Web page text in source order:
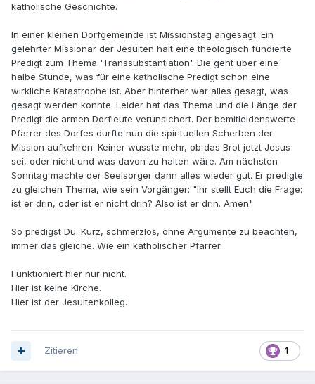
katholische Geschichte.
In einer kleinen Dorfgemeinde ist Missionstag angesagt. Ein
gelehrter Missionar der Jesuiten hält eine theologisch fundierte
Predigt zum Thema 'Transsubstantiation'. Die geht über eine
halbe Stunde, was für eine katholische Predigt schon eine
wirkliche Katastrophe ist. Aber hinterher war alles gesagt, was
gesagt werden konnte. Leider hat das Thema und die Länge der
Predigt die armen Dorfleute verunsichert. Der bemitleidenswerte
Pfarrer des Dorfes durfte nun die spirituellen Scherben der
Mission aufkehren. Keiner wusste mehr, ob das Brot jetzt Jesus
sei, oder nicht und was davon zu halten wäre. Am nächsten
Sonntag machte der Seelsorger dann alles wieder gut. Er predigte
zu gleichen Thema, wie sein Vorgänger: "Ihr stellt Euch die Frage:
ist er drin, oder ist er nicht drin? Also ist er drin. Amen"
So predigst Du. Kurz, schmerzlos, ohne Argumente zu beachten,
immer das gleiche. Wie ein katholischer Pfarrer.
Funktioniert hier nur nicht.
Hier ist keine Kirche.
Hier ist der Jesuitenkolleg.
1
Zitieren